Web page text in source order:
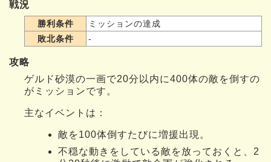
戦況
勝利条件
ミッションの達成
敗北条件
-
攻略
ゲルド砂漠の一画で20分以内に400体の敵を倒すの
がミッションです。
主なイベントは：
敵を100体倒すたびに増援出現。
不穏な動きをしている敵を放っておくと、2